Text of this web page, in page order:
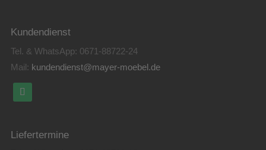
Kundendienst
Tel. & WhatsApp: 0671-88722-24
Mail: kundendienst@mayer-moebel.de
Liefertermine